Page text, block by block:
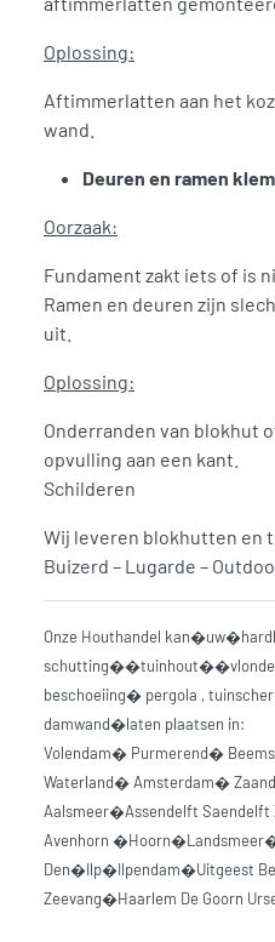
Oplossing:
Aftimmerlatten aan het
wand.
Deuren en ramen
Oorzaak:
Fundament zakt iets of is
Ramen en deuren zijn
uit.
Oplossing:
Onderranden van blokhut
opvulling aan een kant.
Schilderen
Wij leveren blokhutten en
Buizerd – Lugarde –
Onze Houthandel
beschoeiing� pergola ,
damwand�laten plaatsen in:
Volendam� Purmerend�
Waterland� Amsterdam�
Aalsmeer�Assendelft
Avenhorn
Den�Ilp�Ilpendam�Uitgeest
Zeevang�Haarlem De Goorn